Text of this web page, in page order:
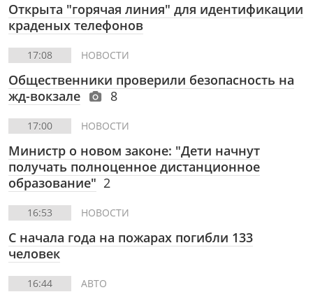
Открыта "горячая линия" для идентификации
краденых телефонов
17:08 НОВОСТИ
Общественники проверили безопасность на
жд-вокзале
8
17:00 НОВОСТИ
Министр о новом законе: "Дети начнут
получать полноценное дистанционное
образование" 2
16:53 НОВОСТИ
С начала года на пожарах погибли 133
человек
16:44 АВТО